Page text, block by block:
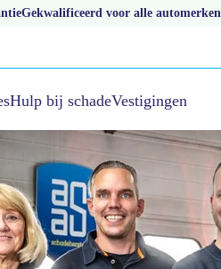
Gekwalificeerd voor alle automerken
Hulp bij schadeVestigingen